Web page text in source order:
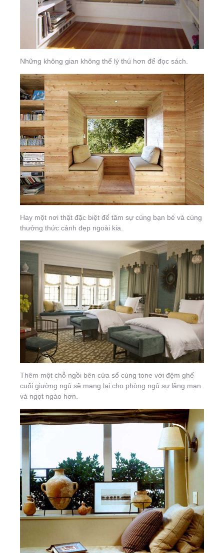
Những không gian không thể lý thú hơn để đọc sách.
Hay một nơi thật đặc biệt để tâm sự cùng bạn bè và cùng
thưởng thức cảnh đẹp ngoài kia.
Thêm một chỗ ngồi bên cửa sổ cùng tone với đệm ghế
cuối giường ngủ sẽ mang lại cho phòng ngủ sự lãng mạn
và ngọt ngào hơn.